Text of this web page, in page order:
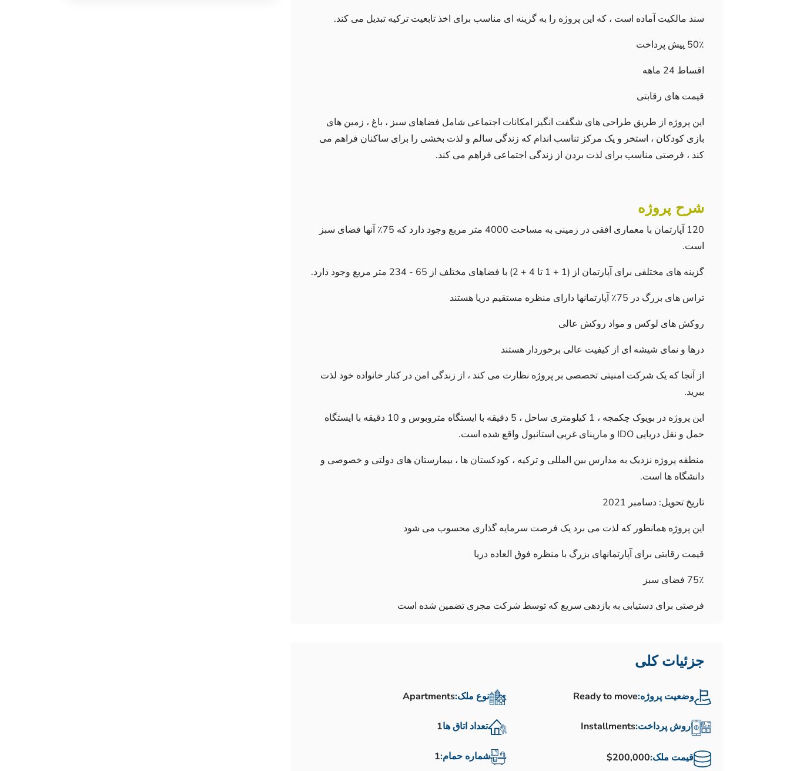
سند مالکیت آماده است ، که این پروژه را به گزینه ای مناسب برای اخذ تابعیت ترکیه تبدیل می کند.
50٪ پیش پرداخت
اقساط 24 ماهه
قیمت های رقابتی
این پروژه از طریق طراحی های شگفت انگیز امکانات اجتماعی شامل فضاهای سبز ، باغ ، زمین های
بازی کودکان ، استخر و یک مرکز تناسب اندام که زندگی سالم و لذت بخشی را برای ساکنان فراهم می
کند ، فرصتی مناسب برای لذت بردن از زندگی اجتماعی فراهم می کند.
شرح پروژه
120 آپارتمان با معماری افقی در زمینی به مساحت 4000 متر مربع وجود دارد که 75٪ آنها فضای سبز
است.
گزینه های مختلفی برای آپارتمان از (1 + 1 تا 4 + 2) با فضاهای مختلف از 65 - 234 متر مربع وجود دارد.
تراس های بزرگ در 75٪ آپارتمانها دارای منظره مستقیم دریا هستند
روکش های لوکس و مواد روکش عالی
درها و نمای شیشه ای از کیفیت عالی برخوردار هستند
از آنجا که یک شرکت امنیتی تخصصی بر پروژه نظارت می کند ، از زندگی امن در کنار خانواده خود لذت
ببرید.
این پروژه در بویوک چکمجه ، 1 کیلومتری ساحل ، 5 دقیقه با ایستگاه متروبوس و 10 دقیقه با ایستگاه
حمل و نقل دریایی IDO و مارینای غربی استانبول واقع شده است.
منطقه پروژه نزدیک به مدارس بین المللی و ترکیه ، کودکستان ها ، بیمارستان های دولتی و خصوصی و
دانشگاه ها است.
تاریخ تحویل: دسامبر 2021
این پروژه همانطور که لذت می برد یک فرصت سرمایه گذاری محسوب می شود
قیمت رقابتی برای آپارتمانهای بزرگ با منظره فوق العاده دریا
75٪ فضای سبز
فرصتی برای دستیابی به بازدهی سریع که توسط شرکت مجری تضمین شده است
جزئیات کلی
وضعیت پروژه:Ready to move
روش پرداخت:Installments
قیمت ملک:$200,000
نوع ملک:Apartments
تعداد اتاق ها1
شماره حمام:1